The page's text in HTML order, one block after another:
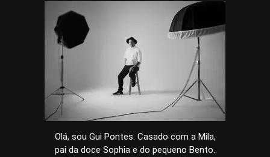
Olá, sou Gui Pontes. Casado com a Mila,
pai da doce Sophia e do pequeno Bento.